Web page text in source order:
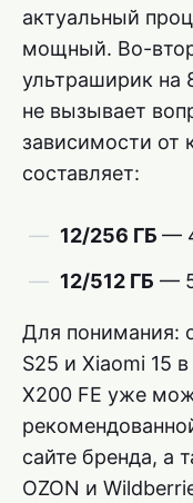
актуальный
мощный. Во-
ультраширик на
не вызывает
зависимости от
составляет:
12/256 ГБ —
12/512 ГБ —
Для понимания:
S25 и Xiaomi 15
X200 FE уже
сайте бренда, а
OZON и